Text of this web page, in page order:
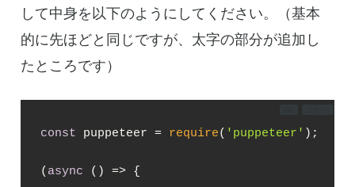
して中身を以下のようにしてください。（基本
的に先ほどと同じですが、太字の部分が追加し
たところです）
const puppeteer = require( 'puppeteer' );
(async () => {